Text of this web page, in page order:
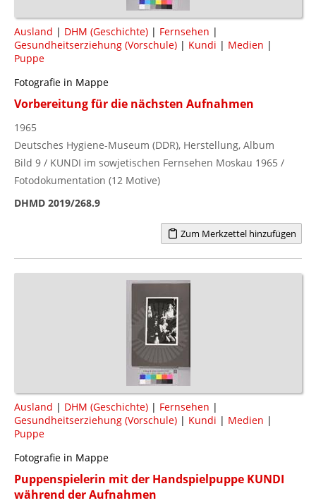
Ausland | DHM (Geschichte) | Fernsehen |
Gesundheitserziehung (Vorschule) | Kundi | Medien |
Puppe
Fotografie in Mappe
Vorbereitung für die nächsten Aufnahmen
1965
Deutsches Hygiene-Museum (DDR), Herstellung, Album
Bild 9 / KUNDI im sowjetischen Fernsehen Moskau 1965 /
Fotodokumentation (12 Motive)
DHMD 2019/268.9
Zum Merkzettel hinzufügen
Ausland | DHM (Geschichte) | Fernsehen |
Gesundheitserziehung (Vorschule) | Kundi | Medien |
Puppe
Fotografie in Mappe
Puppenspielerin mit der Handspielpuppe KUNDI
während der Aufnahmen